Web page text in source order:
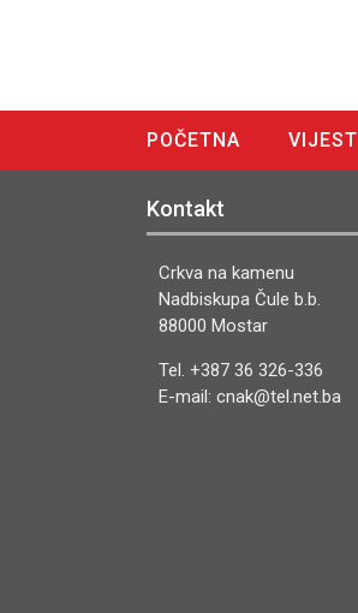
POČETNA VIJESTI
Kontakt
Crkva na kamenu
Nadbiskupa Čule b.b.
88000 Mostar
Tel. +387 36 326-336
E-mail: cnak@tel.net.ba